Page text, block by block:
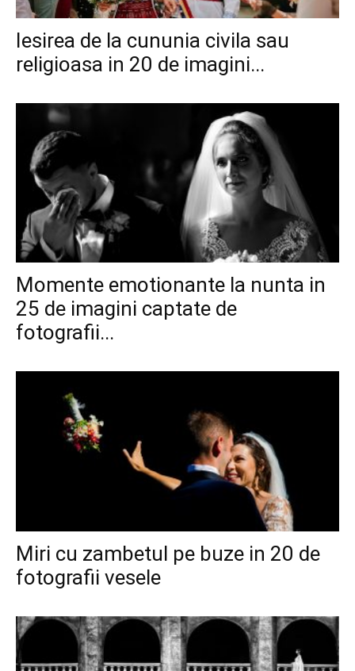
Iesirea de la cununia civila sau
religioasa in 20 de imagini...
Momente emotionante la nunta in
25 de imagini captate de
fotografii...
Miri cu zambetul pe buze in 20 de
fotografii vesele